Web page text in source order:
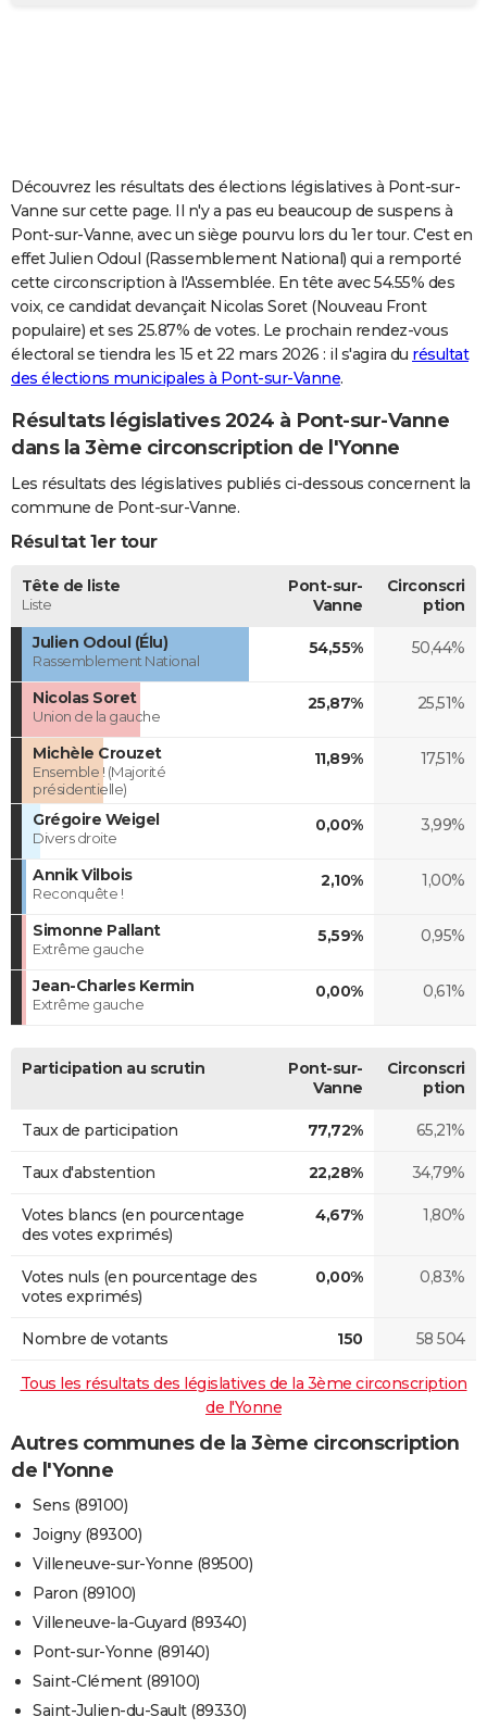
Carte de Noël
Carte Bonne année
Carte Saint-Valentin
Carte Pâques
Carte d'anniversaire
DICTIONNAIRE
Dictionnaire
Biographies
Citations
Expressions
Proverbes
COPAINS D'AVANT
S'inscrire
Se connecter
Lycées
Collèges
Primaires
Universités
Entreprises
Service militaire
Avis de recherche
AVIS DE DÉCÈS
FORUM
Bricolage
Lifestyle
Culture
Sport
Auto
Television
Voyage
Cinema
Découvrez les résultats des élections législatives à Pont-sur-
Vanne sur cette page. Il n'y a pas eu beaucoup de suspens à
Pont-sur-Vanne, avec un siège pourvu lors du 1er tour. C'est en
effet Julien Odoul (Rassemblement National) qui a remporté
cette circonscription à l'Assemblée. En tête avec 54.55% des
voix, ce candidat devançait Nicolas Soret (Nouveau Front
populaire) et ses 25.87% de votes. Le prochain rendez-vous
électoral se tiendra les 15 et 22 mars 2026 : il s'agira du résultat
des élections municipales à Pont-sur-Vanne.
Résultats législatives 2024 à Pont-sur-Vanne
dans la 3ème circonscription de l'Yonne
Les résultats des législatives publiés ci-dessous concernent la
commune de Pont-sur-Vanne.
Résultat 1er tour
Tête de liste
Liste
Pont-sur-
Vanne
Circonscri
ption
Julien Odoul (Élu)
Rassemblement National
54,55% 50,44%
Nicolas Soret
Union de la gauche
25,87% 25,51%
Michèle Crouzet
Ensemble ! (Majorité
présidentielle)
11,89% 17,51%
Grégoire Weigel
Divers droite
0,00% 3,99%
Annik Vilbois
Reconquête !
2,10% 1,00%
Simonne Pallant
Extrême gauche
5,59% 0,95%
Jean-Charles Kermin
Extrême gauche
0,00% 0,61%
Participation au scrutin
Pont-sur-
Vanne
Circonscri
ption
Taux de participation 77,72% 65,21%
Taux d'abstention 22,28% 34,79%
Votes blancs (en pourcentage
des votes exprimés)
4,67% 1,80%
Votes nuls (en pourcentage des
votes exprimés)
0,00% 0,83%
Nombre de votants 150 58 504
Tous les résultats des législatives de la 3ème circonscription
de l'Yonne
Autres communes de la 3ème circonscription
de l'Yonne
Sens (89100)
Joigny (89300)
Villeneuve-sur-Yonne (89500)
Paron (89100)
Villeneuve-la-Guyard (89340)
Pont-sur-Yonne (89140)
Saint-Clément (89100)
Saint-Julien-du-Sault (89330)